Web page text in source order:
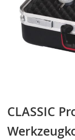
CLASSIC
Anfang
der
Bildergalerie